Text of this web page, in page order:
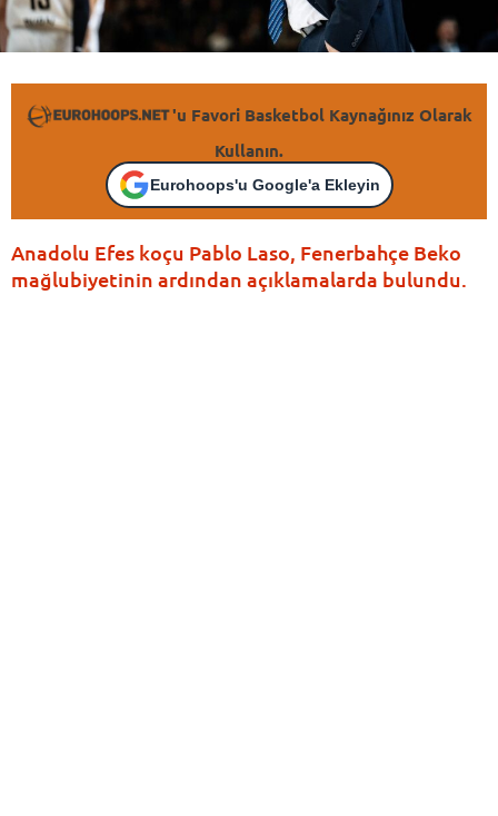
'u Favori Basketbol Kaynağınız Olarak
Kullanın.
Eurohoops'u Google'a Ekleyin
Anadolu Efes koçu Pablo Laso, Fenerbahçe Beko
mağlubiyetinin ardından açıklamalarda bulundu.